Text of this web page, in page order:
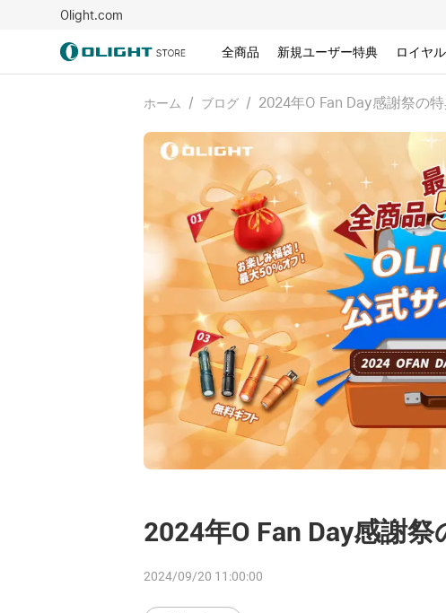
Olight.com
全商品 新規ユーザー特典 ロイヤ
ホーム / ブログ / 2024年O Fan Day感謝祭の
2024年O Fan Day感謝
2024/09/20 11:00:00